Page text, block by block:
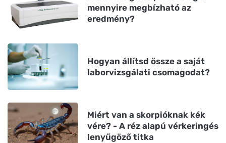
mennyire megbízható az
eredmény?
Hogyan állítsd össze a saját
laborvizsgálati csomagodat?
Miért van a skorpióknak kék
vére? - A réz alapú vérkeringés
lenyűgöző titka